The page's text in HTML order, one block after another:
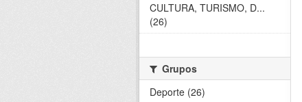
CULTURA, TURISMO, D...
(26)
Grupos
Deporte (26)